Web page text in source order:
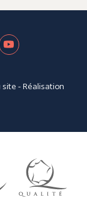
site - Réalisation